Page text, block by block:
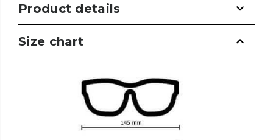
Product details
Size chart